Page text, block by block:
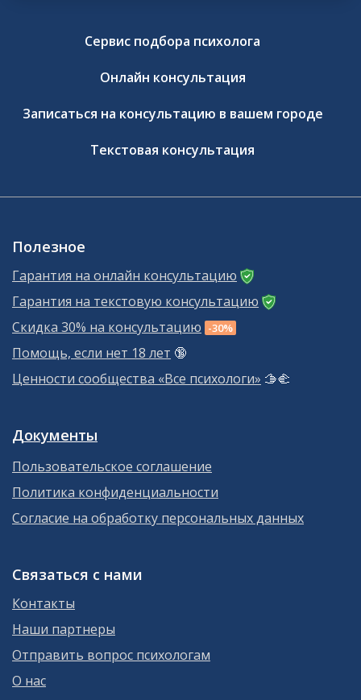
Сервис подбора психолога
Онлайн консультация
Записаться на консультацию в вашем городе
Текстовая консультация
Полезное
Гарантия на онлайн консультацию
Гарантия на текстовую консультацию
Скидка 30% на консультацию -30%
Помощь, если нет 18 лет 🔞
Ценности сообщества «Все психологи» 🫱‍🫲
Документы
Пользовательское соглашение
Политика конфиденциальности
Согласие на обработку персональных данных
Связаться с нами
Контакты
Наши партнеры
Отправить вопрос психологам
О нас